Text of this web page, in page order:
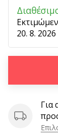
Είσαι
λάτρης
του
όπως
πρέσβειρα
της
μάρκας
20. 8.
Για